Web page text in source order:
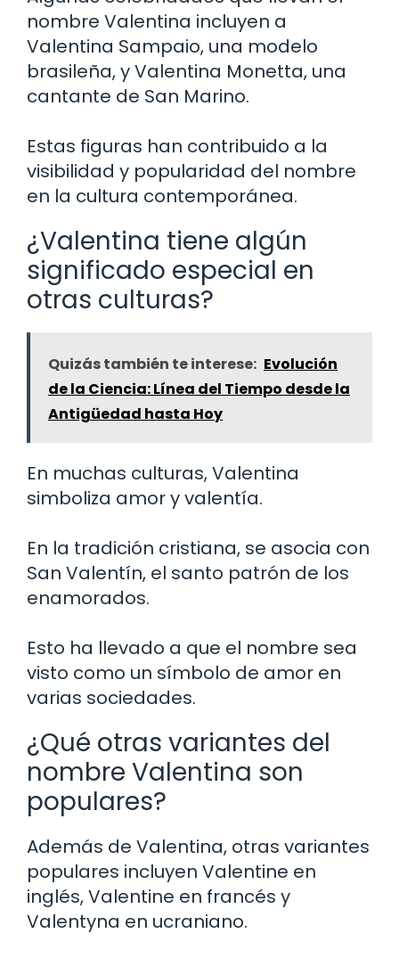
nombre Valentina incluyen a
Valentina Sampaio, una modelo
brasileña, y Valentina Monetta, una
cantante de San Marino.
Estas figuras han contribuido a la
visibilidad y popularidad del nombre
en la cultura contemporánea.
¿Valentina tiene algún
significado especial en
otras culturas?
Quizás también te interese: Evolución
de la Ciencia: Línea del Tiempo desde la
Antigüedad hasta Hoy
En muchas culturas, Valentina
simboliza amor y valentía.
En la tradición cristiana, se asocia con
San Valentín, el santo patrón de los
enamorados.
Esto ha llevado a que el nombre sea
visto como un símbolo de amor en
varias sociedades.
¿Qué otras variantes del
nombre Valentina son
populares?
Además de Valentina, otras variantes
populares incluyen Valentine en
inglés, Valentine en francés y
Valentyna en ucraniano.